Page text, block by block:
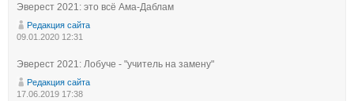
Эверест 2021: это всё Ама-Даблам
Редакция сайта
09.01.2020 12:31
Эверест 2021: Лобуче - "учитель на замену"
Редакция сайта
17.06.2019 17:38